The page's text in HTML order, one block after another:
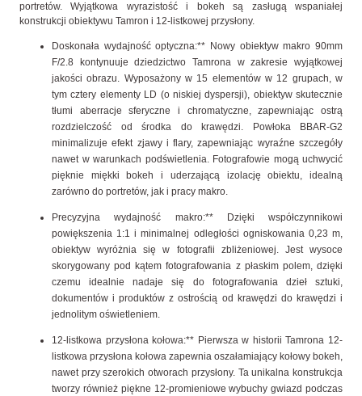
portretów. Wyjątkowa wyrazistość i bokeh są zasługą wspaniałej
konstrukcji obiektywu Tamron i 12-listkowej przysłony.
Doskonała wydajność optyczna:** Nowy obiektyw makro 90mm
F/2.8 kontynuuje dziedzictwo Tamrona w zakresie wyjątkowej
jakości obrazu. Wyposażony w 15 elementów w 12 grupach, w
tym cztery elementy LD (o niskiej dyspersji), obiektyw skutecznie
tłumi aberracje sferyczne i chromatyczne, zapewniając ostrą
rozdzielczość od środka do krawędzi. Powłoka BBAR-G2
minimalizuje efekt zjawy i flary, zapewniając wyraźne szczegóły
nawet w warunkach podświetlenia. Fotografowie mogą uchwycić
pięknie miękki bokeh i uderzającą izolację obiektu, idealną
zarówno do portretów, jak i pracy makro.
Precyzyjna wydajność makro:** Dzięki współczynnikowi
powiększenia 1:1 i minimalnej odległości ogniskowania 0,23 m,
obiektyw wyróżnia się w fotografii zbliżeniowej. Jest wysoce
skorygowany pod kątem fotografowania z płaskim polem, dzięki
czemu idealnie nadaje się do fotografowania dzieł sztuki,
dokumentów i produktów z ostrością od krawędzi do krawędzi i
jednolitym oświetleniem.
12-listkowa przysłona kołowa:** Pierwsza w historii Tamrona 12-
listkowa przysłona kołowa zapewnia oszałamiający kołowy bokeh,
nawet przy szerokich otworach przysłony. Ta unikalna konstrukcja
tworzy również piękne 12-promieniowe wybuchy gwiazd podczas